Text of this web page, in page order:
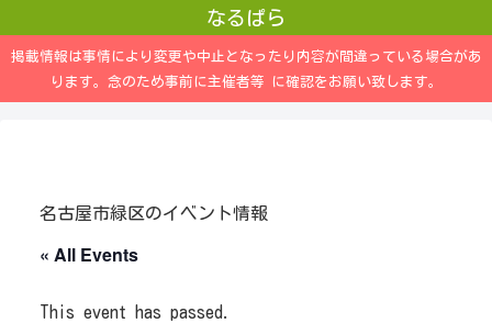
なるぱら
掲載情報は事情により変更や中止となったり内容が間違っている場合があ
ります。念のため事前に主催者等 に確認をお願い致します。
名古屋市緑区のイベント情報
« All Events
This event has passed.